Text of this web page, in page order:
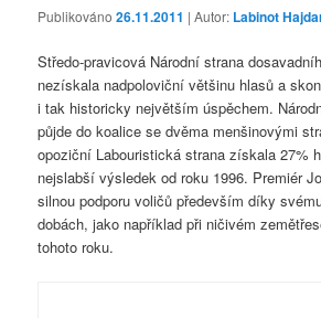
Publikováno26.11.2011 | Autor: Labinot
Středo-pravicová Národní strana
nezískala nadpoloviční většinu hlasů a
i tak historicky největším úspěchem.
půjde do koalice se dvěma menšinovými
opoziční Labouristická strana získala 27%
nejslabší výsledek od roku 1996. Premiér
silnou podporu voličů především díky
dobách, jako například při ničivém
tohoto roku.